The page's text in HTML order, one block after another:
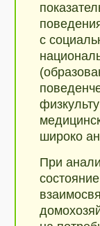
с
широко
При